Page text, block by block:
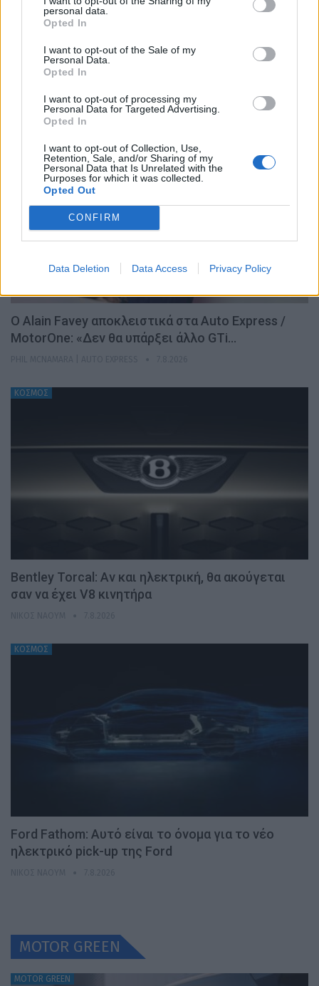
personal data.
Opted In
I want to opt-out of the Sale of my
Personal Data.
Opted In
I want to opt-out of processing my
Personal Data for Targeted Advertising.
Opted In
I want to opt-out of Collection, Use,
Retention, Sale, and/or Sharing of my
Personal Data that Is Unrelated with the
Purposes for which it was collected.
Opted Out
CONFIRM
Data Deletion Data Access Privacy Policy
ΕΠΙΚΑΙΡΟΤΗΤΑ
Ο Alain Favey αποκλειστικά στα Auto Express /
MotorOne: «Δεν θα υπάρξει άλλο GTi…
ΚΟΣΜΟΣ
Bentley Torcal: Αν και ηλεκτρική, θα ακούγεται
σαν να έχει V8 κινητήρα
ΚΟΣΜΟΣ
Ford Fathom: Αυτό είναι το όνομα για το νέο
ηλεκτρικό pick-up της Ford
MOTOR GREEN
MOTOR GREEN